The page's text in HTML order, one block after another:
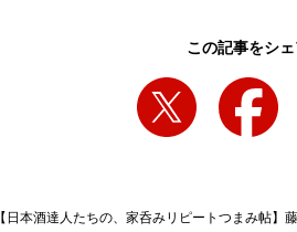
この記事をシ
【日本酒達人たちの、家呑みリピートつまみ帖